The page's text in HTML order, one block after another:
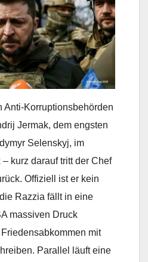
Anti-Korruptionsbehörden
Jermak, dem engsten
Selenskyj, im
kurz darauf tritt der Chef
Offiziell ist er kein
Razzia fällt in eine
massiven Druck
mit
Parallel läuft eine